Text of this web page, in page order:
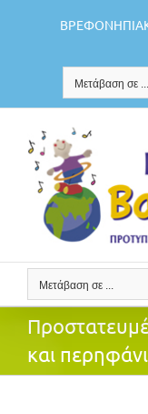
Μετάβαση σε ...
Μετάβαση σε ...
και